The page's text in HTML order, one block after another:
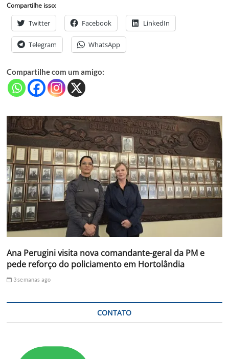
Compartilhe isso:
Twitter Facebook LinkedIn
Telegram WhatsApp
Compartilhe com um amigo:
Ana Perugini visita nova comandante-geral da PM e
pede reforço do policiamento em Hortolândia
3 semanas ago
CONTATO